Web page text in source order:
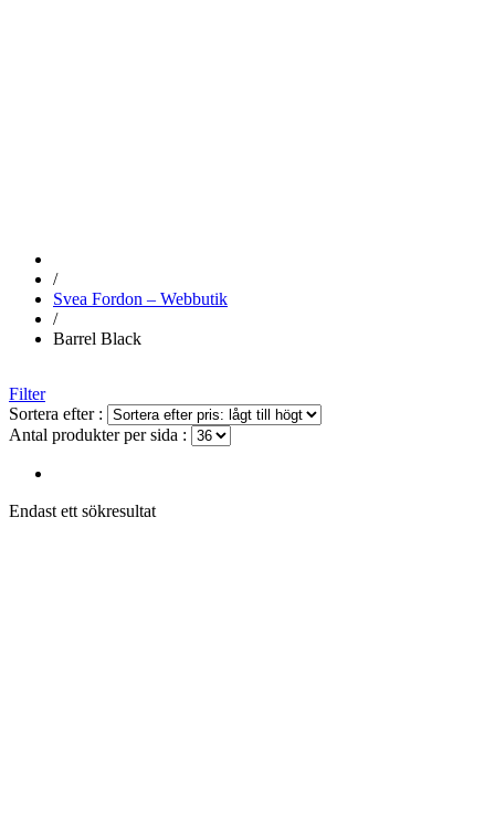
/
Svea Fordon – Webbutik
/
Barrel Black
Filter
Sortera efter :
Antal produkter per sida :
Endast ett sökresultat